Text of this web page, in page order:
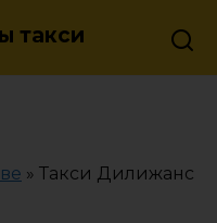
такси
» Такси Дилижанс